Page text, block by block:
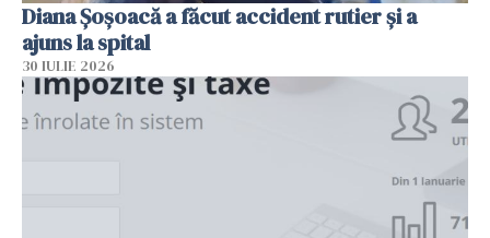
Diana Șoșoacă a făcut accident rutier și a
ajuns la spital
30 IULIE 2026